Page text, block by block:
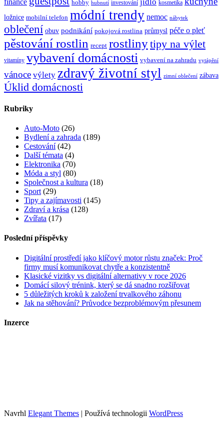
hobby hubnutí investování kosmetika
ložnice mobilní telefon módní trendy nemoc nábytek
oblečení obuv podnikání pokojová rostlina průmysl péče o pleť
pěstování rostlin recept rostlinytipy na výlet
vitamíny vybavení domácnosti vybavení na zahradu vytápění
vánoce výlety zdravý životní styl zimní oblečení zábava
Úklid domácnosti
Rubriky
Auto-Moto (26)
Bydlení a zahrada (189)
Cestování(42)
Další témata (4)
Elektronika (70)
Móda a styl (80)
Společnost a kultura (18)
Sport (29)
Tipy a zajímavosti (145)
Zdraví a krása (128)
Zvířata (17)
Poslední příspěvky
Digitální prostředí jako klíčový motor růstu značek: Proč
firmy musí komunikovat chytře a konzistentně
Klasické vizitky vs digitální alternativy v roce 2026
Domácí silový trénink, který se dá snadno rozšiřovat
5 důležitých kroků k založení trvalkového záhonu
Jak na stěhování? Průvodce bezproblémovým přesunem
Inzerce
Navrhl Elegant Themes | Používá technologii WordPress